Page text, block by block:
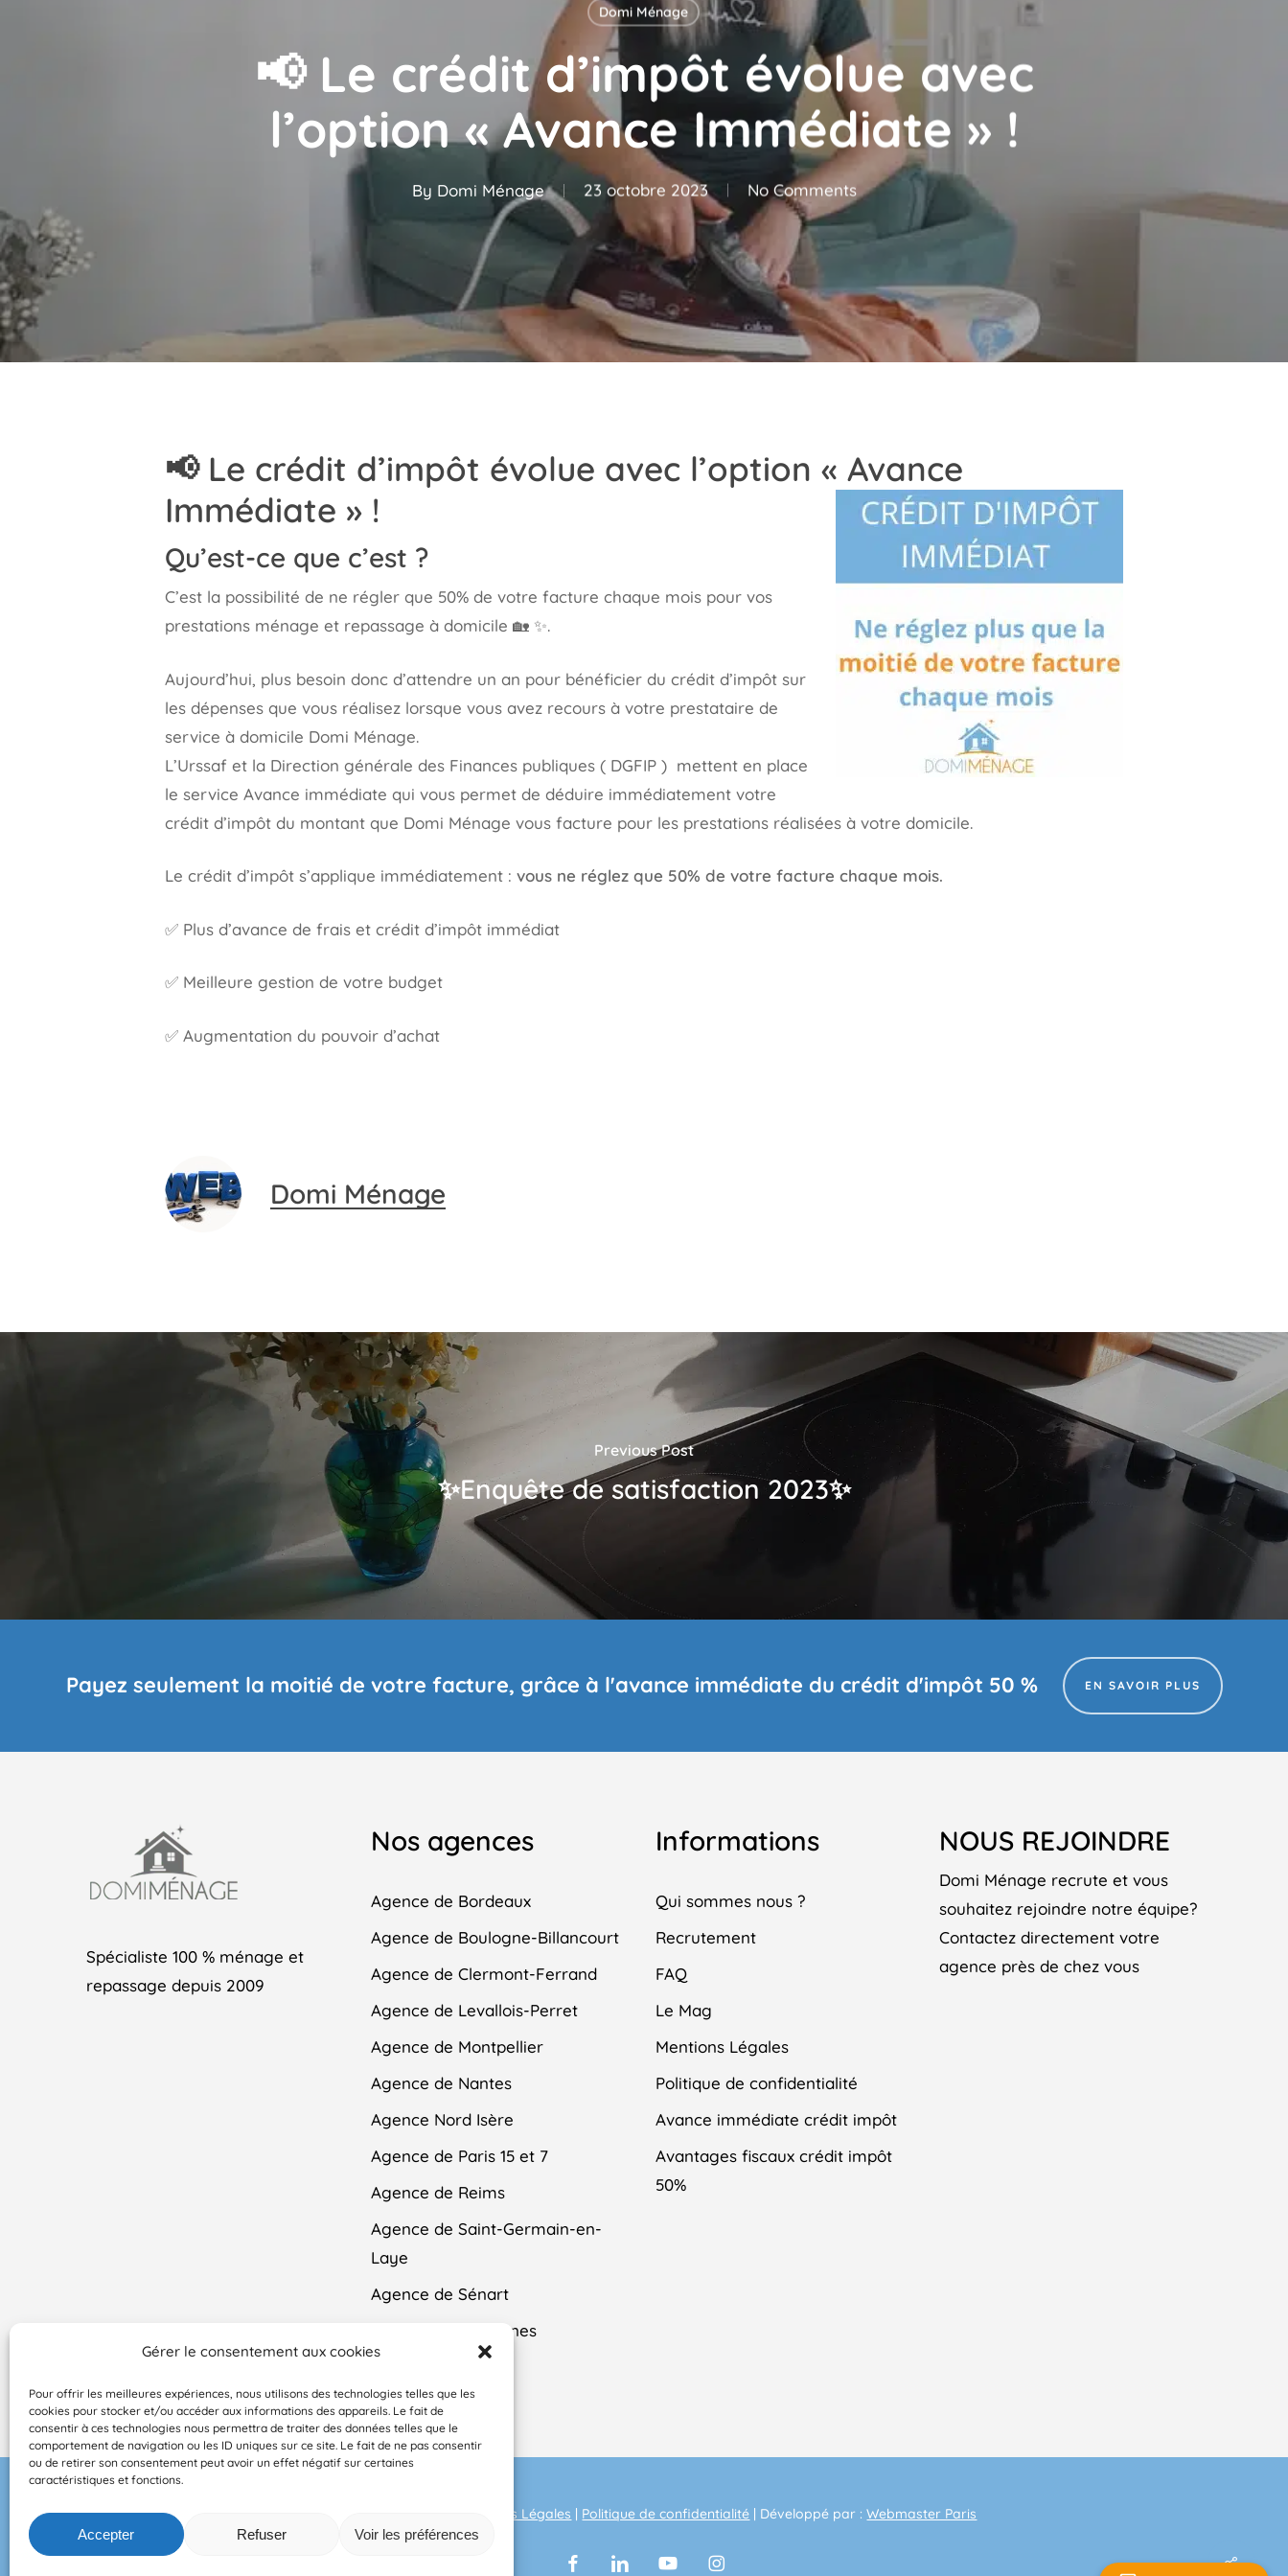
Gérer le consentement aux cookies
Pour offrir les meilleures expériences, nous utilisons des technologies telles que les
cookies pour stocker et/ou accéder aux informations des appareils. Le fait de
consentir à ces technologies nous permettra de traiter des données telles que le
comportement de navigation ou les ID uniques sur ce site. Le fait de ne pas consentir
ou de retirer son consentement peut avoir un effet négatif sur certaines
caractéristiques et fonctions.
Accepter Refuser Voir les préférences
Domi Ménage
📢 Le crédit d’impôt évolue avec
l’option « Avance Immédiate » !
By Domi Ménage 23 octobre 2023 No Comments
📢Le crédit d’impôt évolue avec l’option « Avance
Immédiate » !
Qu’est-ce que c’est ?
C’est la possibilité de ne régler que 50% de votre facture chaque mois pour vos
prestations ménage et repassage à domicile 🏡 ✨.
Aujourd’hui, plus besoin donc d’attendre un an pour bénéficier du crédit d’impôt sur
les dépenses que vous réalisez lorsque vous avez recours à votre prestataire de
service à domicile Domi Ménage.
L’Urssaf et la Direction générale des Finances publiques ( DGFIP ) mettent en place
le service Avance immédiate qui vous permet de déduire immédiatement votre
crédit d’impôt du montant que Domi Ménage vous facture pour les prestations réalisées à votre domicile.
Le crédit d’impôt s’applique immédiatement : vous ne réglez que 50% de votre facture chaque mois.
✅ Plus d’avance de frais et crédit d’impôt immédiat
✅ Meilleure gestion de votre budget
✅ Augmentation du pouvoir d’achat
Domi Ménage
Previous Post
✨Enquête de satisfaction 2023✨
Share
Payez seulement la moitié de votre facture, grâce à l'avance immédiate du crédit d'impôt 50 % EN SAVOIR PLUS
Spécialiste 100 % ménage et
repassage depuis 2009
Nos agences
Agence de Bordeaux
Agence de Boulogne-Billancourt
Agence de Clermont-Ferrand
Agence de Levallois-Perret
Agence de Montpellier
Agence de Nantes
Agence Nord Isère
Agence de Paris 15 et 7
Agence de Reims
Agence de Saint-Germain-en-
Laye
Agence de Sénart
Agence de Vincennes
Informations
Qui sommes nous ?
Recrutement
FAQ
Le Mag
Mentions Légales
Politique de confidentialité
Avance immédiate crédit impôt
Avantages fiscaux crédit impôt
50%
NOUS REJOINDRE
Domi Ménage recrute et vous
souhaitez rejoindre notre équipe?
Contactez directement votre
agence près de chez vous
Mentions Légales | Politique de confidentialité | Développé par :Webmaster Paris
facebooklinkedin youtubeinstagram